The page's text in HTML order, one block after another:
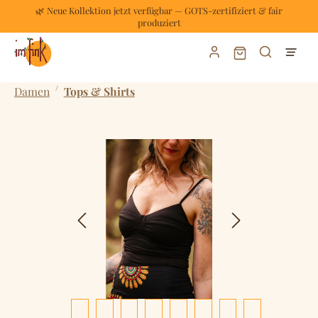
Zum Hauptinhalt springen
🌿 Neue Kollektion jetzt verfügbar — GOTS-zertifiziert & fair
produziert
Warenkorb
Damen / Tops & Shirts
Bildergalerie überspringen